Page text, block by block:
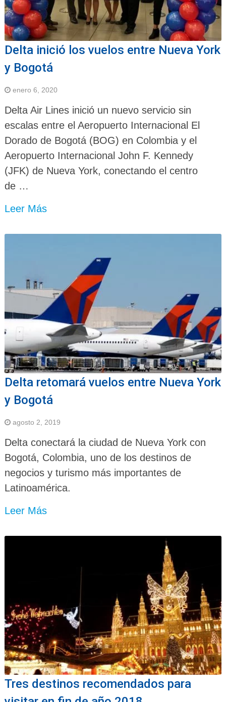
Delta inició los vuelos entre Nueva York
y Bogotá
enero 6, 2020
Delta Air Lines inició un nuevo servicio sin
escalas entre el Aeropuerto Internacional El
Dorado de Bogotá (BOG) en Colombia y el
Aeropuerto Internacional John F. Kennedy
(JFK) de Nueva York, conectando el centro
de …
Leer Más
Delta retomará vuelos entre Nueva York
y Bogotá
agosto 2, 2019
Delta conectará la ciudad de Nueva York con
Bogotá, Colombia, uno de los destinos de
negocios y turismo más importantes de
Latinoamérica.
Leer Más
Tres destinos recomendados para